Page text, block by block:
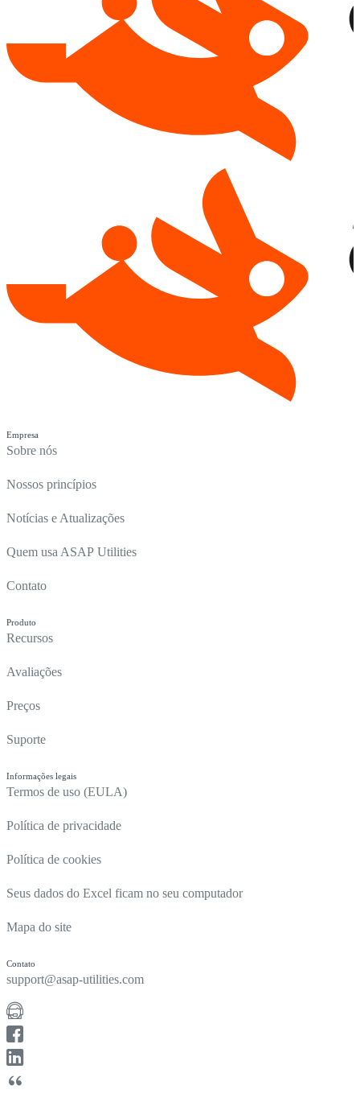
Empresa
Sobre nós
Nossos princípios
Notícias e Atualizações
Quem usa ASAP Utilities
Contato
Produto
Recursos
Avaliações
Preços
Suporte
Informações legais
Termos de uso (EULA)
Política de privacidade
Política de cookies
Seus dados do Excel ficam no seu computador
Mapa do site
Contato
support@asap-utilities.com